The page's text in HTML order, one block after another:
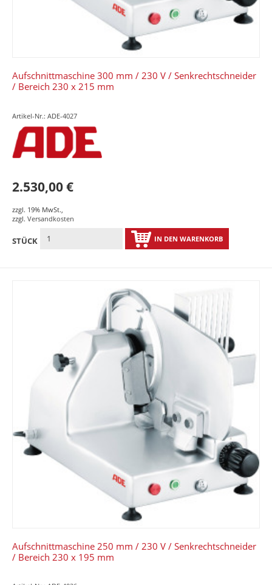
Aufschnittmaschine 300 mm / 230 V / Senkrechtschneider
/ Bereich 230 x 215 mm
Artikel-Nr.: ADE-4027
2.530,00 €
zzgl. 19% MwSt.
zzgl. Versandkosten
STÜCK IN DEN WARENKORB
Aufschnittmaschine 250 mm / 230 V / Senkrechtschneider
/ Bereich 230 x 195 mm